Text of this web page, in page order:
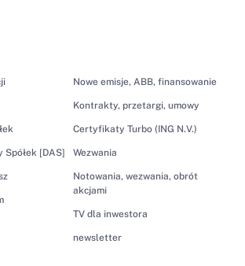
Spółek [DAS]
Nowe emisje, ABB, finansowanie
Kontrakty, przetargi, umowy
Certyfikaty Turbo (ING N.V.)
Wezwania
Notowania, wezwania, obrót
akcjami
TV dla inwestora
newsletter